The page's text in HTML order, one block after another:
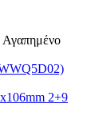
Αγαπημένο